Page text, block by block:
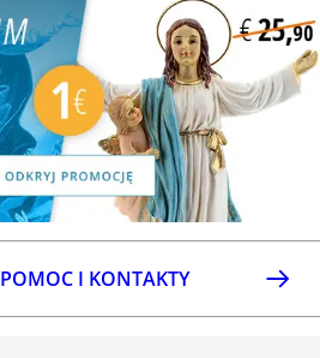
POMOC I KONTAKTY